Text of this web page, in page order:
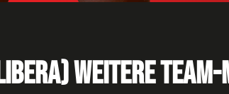
Weitere